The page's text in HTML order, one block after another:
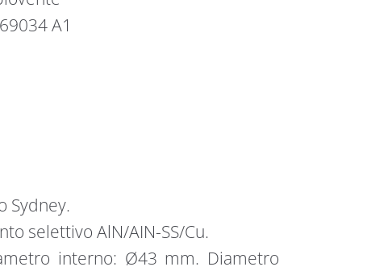
A1
Sydney.
selettivo AlN/AIN-SS/Cu.
interno: Ø43 mm. Diametro